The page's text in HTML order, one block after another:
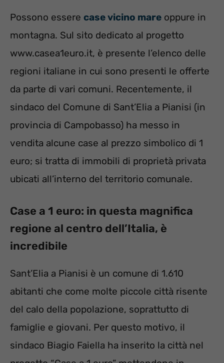
Possono essere case vicino mare oppure in
montagna. Sul sito dedicato al progetto
www.casea1euro.it, è presente l’elenco delle
regioni italiane in cui sono presenti le offerte
da parte di vari comuni. Recentemente, il
sindaco del Comune di Sant’Elia a Pianisi (in
provincia di Campobasso) ha messo in
vendita alcune case al prezzo simbolico di 1
euro; si tratta di immobili di proprietà privata
ubicati all’interno del territorio comunale.
Case a 1 euro: in questa magnifica
regione al centro dell’Italia, è
incredibile
Sant’Elia a Pianisi è un comune di 1.610
abitanti che come molte piccole città risente
del calo della popolazione, soprattutto di
famiglie e giovani. Per questo motivo, il
sindaco Biagio Faiella ha inserito la città nel